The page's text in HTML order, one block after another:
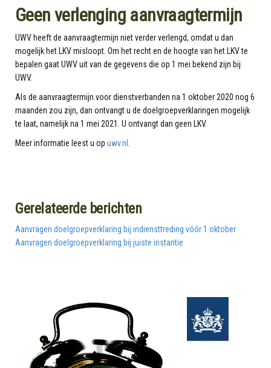
Geen verlenging aanvraagtermijn
UWV heeft de aanvraagtermijn niet verder verlengd, omdat u dan
mogelijk het LKV misloopt. Om het recht en de hoogte van het LKV te
bepalen gaat UWV uit van de gegevens die op 1 mei bekend zijn bij
UWV.
Als de aanvraagtermijn voor dienstverbanden na 1 oktober 2020 nog 6
maanden zou zijn, dan ontvangt u de doelgroepverklaringen mogelijk
te laat, namelijk na 1 mei 2021. U ontvangt dan geen LKV.
Meer informatie leest u op uwv.nl
Gerelateerde berichten
Aanvragen doelgroepverklaring bij indiensttreding vóór 1 oktober
Aanvragen doelgroepverklaring bij juiste instantie